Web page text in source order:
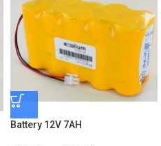
Battery 12V 7AH